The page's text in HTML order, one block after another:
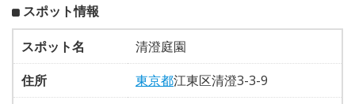
スポット情報
スポット名
清澄庭園
住所
東京都江東区清澄3-3-9